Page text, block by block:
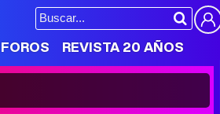
FOROS REVISTA 20 AÑOS